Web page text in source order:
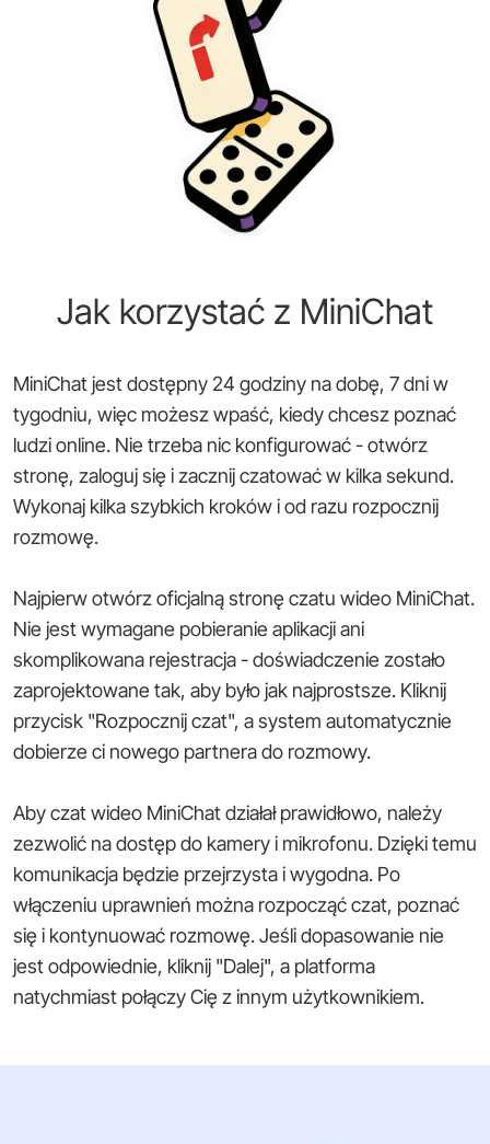
Jak korzystać z MiniChat
MiniChat jest dostępny 24 godziny na dobę, 7 dni w
tygodniu, więc możesz wpaść, kiedy chcesz poznać
ludzi online. Nie trzeba nic konfigurować - otwórz
stronę, zaloguj się i zacznij czatować w kilka sekund.
Wykonaj kilka szybkich kroków i od razu rozpocznij
rozmowę.
Najpierw otwórz oficjalną stronę czatu wideo MiniChat.
Nie jest wymagane pobieranie aplikacji ani
skomplikowana rejestracja - doświadczenie zostało
zaprojektowane tak, aby było jak najprostsze. Kliknij
przycisk "Rozpocznij czat", a system automatycznie
dobierze ci nowego partnera do rozmowy.
Aby czat wideo MiniChat działał prawidłowo, należy
zezwolić na dostęp do kamery i mikrofonu. Dzięki temu
komunikacja będzie przejrzysta i wygodna. Po
włączeniu uprawnień można rozpocząć czat, poznać
się i kontynuować rozmowę. Jeśli dopasowanie nie
jest odpowiednie, kliknij "Dalej", a platforma
natychmiast połączy Cię z innym użytkownikiem.